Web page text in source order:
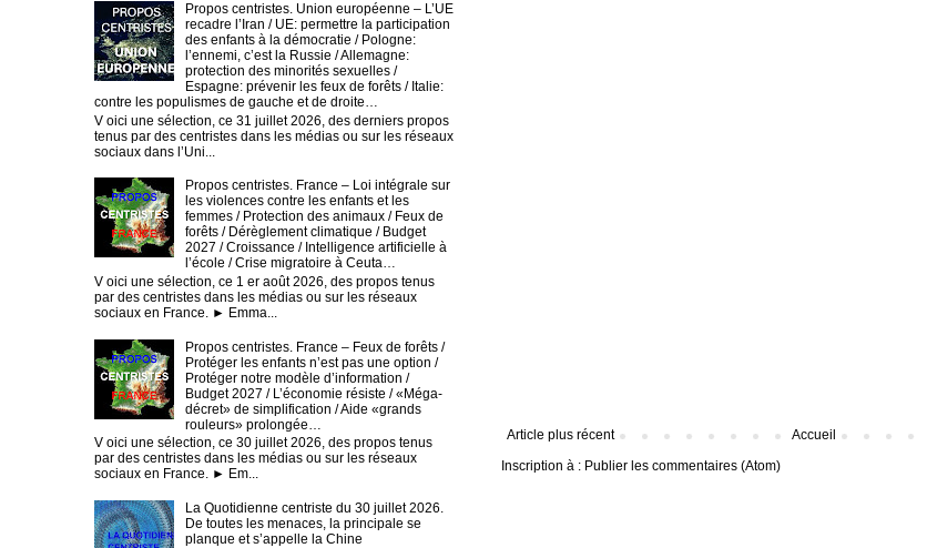
Article plus récent
Accueil
Inscription à : Publier les commentaires (Atom)
Propos centristes. Union européenne – L’UE
recadre l’Iran / UE: permettre la participation
des enfants à la démocratie / Pologne:
l’ennemi, c’est la Russie / Allemagne:
protection des minorités sexuelles /
Espagne: prévenir les feux de forêts / Italie:
contre les populismes de gauche et de droite…
V oici une sélection, ce 31 juillet 2026, des derniers propos
tenus par des centristes dans les médias ou sur les réseaux
sociaux dans l’Uni...
Propos centristes. France – Loi intégrale sur
les violences contre les enfants et les
femmes / Protection des animaux / Feux de
forêts / Dérèglement climatique / Budget
2027 / Croissance / Intelligence artificielle à
l’école / Crise migratoire à Ceuta…
V oici une sélection, ce 1 er août 2026, des propos tenus
par des centristes dans les médias ou sur les réseaux
sociaux en France. ► Emma...
Propos centristes. France – Feux de forêts /
Protéger les enfants n’est pas une option /
Protéger notre modèle d’information /
Budget 2027 / L’économie résiste / «Méga-
décret» de simplification / Aide «grands
rouleurs» prolongée…
V oici une sélection, ce 30 juillet 2026, des propos tenus
par des centristes dans les médias ou sur les réseaux
sociaux en France. ► Em...
La Quotidienne centriste du 30 juillet 2026.
De toutes les menaces, la principale se
planque et s’appelle la Chine